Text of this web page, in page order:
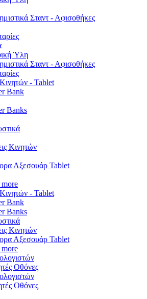
Σταντ - Αφισοθήκες
Ύλη
Σταντ - Αφισοθήκες
- Tablet
Bank
Banks
Κινητών
Αξεσουάρ Tablet
- Tablet
Bank
Banks
Κινητών
Αξεσουάρ Tablet
Οθόνες
Οθόνες